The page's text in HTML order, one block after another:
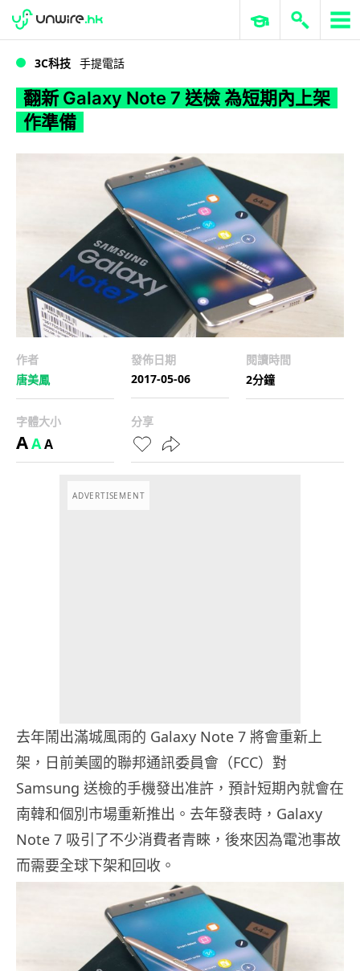
WWDC 2026 ERP 與商業 AI
3C科技 手提電話
翻新 Galaxy Note 7 送檢 為短期內上架
作準備
作者
唐美鳳
發佈日期
2017-05-06
閱讀時間
2分鐘
字體大小
AAA
分享
ADVERTISEMENT
去年鬧出滿城風雨的 Galaxy Note 7 將會重新上
架，日前美國的聯邦通訊委員會（FCC）對
Samsung 送檢的手機發出准許，預計短期內就會在
南韓和個別市場重新推出。去年發表時，Galaxy
Note 7 吸引了不少消費者青睞，後來因為電池事故
而需要全球下架和回收。